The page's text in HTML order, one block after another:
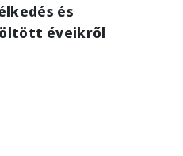
és
éveikről